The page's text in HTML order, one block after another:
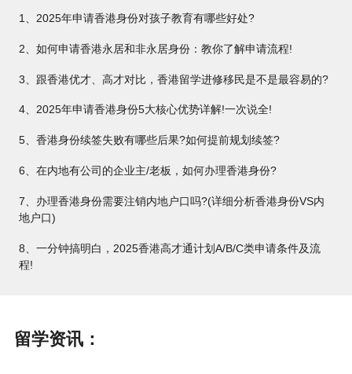
1、2025年申请香港身份对孩子教育有哪些好处?
2、如何申请香港永居和非永居身份：教你了解申请流程!
3、跟香港优才、高才对比，香港留学进修移民是不是最容易的?
4、2025年申请香港身份5大核心优势详解!一次说全!
5、香港身份续签失败有哪些后果?如何提前规划续签?
6、在内地有公司的企业主/老板，如何办理香港身份?
7、办理香港身份需要注销内地户口吗?(详细分析香港身份VS内
地户口)
8、一分钟搞明白，2025香港高才通计划A/B/C类申请条件及流
程!
留学资讯：